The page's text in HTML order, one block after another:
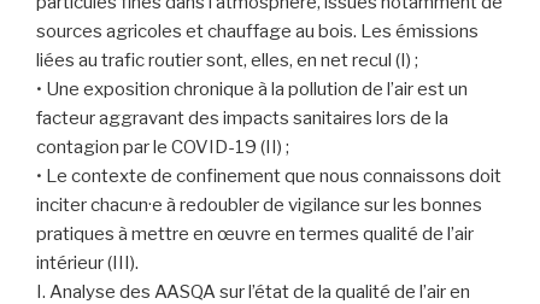
sources agricoles et chauffage au bois. Les émissions
liées au trafic routier sont, elles, en net recul (I) ;
• Une exposition chronique à la pollution de l’air est un
facteur aggravant des impacts sanitaires lors de la
contagion par le COVID-19 (II) ;
• Le contexte de confinement que nous connaissons doit
inciter chacun·e à redoubler de vigilance sur les bonnes
pratiques à mettre en œuvre en termes qualité de l’air
intérieur (III).
I. Analyse des AASQA sur l’état de la qualité de l’air en